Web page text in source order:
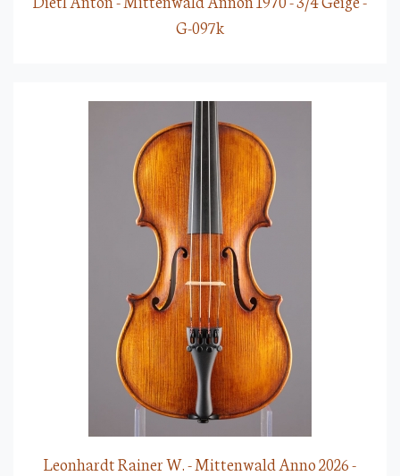
G-097k
Leonhardt Rainer W. - Mittenwald Anno 2026 -